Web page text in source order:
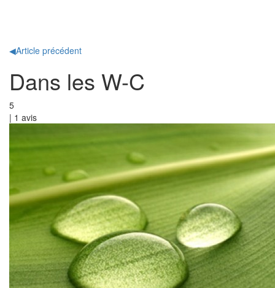
◀Article précédent
Dans les W-C
5
| 1 avis